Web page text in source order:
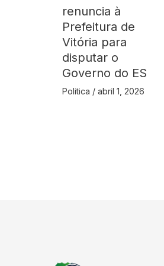
renuncia à
Prefeitura de
Vitória para
disputar o
Governo do ES
Politica / abril 1, 2026